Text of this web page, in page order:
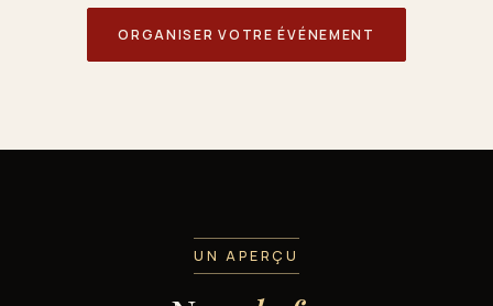
ORGANISER VOTRE ÉVÉNEMENT
UN APERÇU